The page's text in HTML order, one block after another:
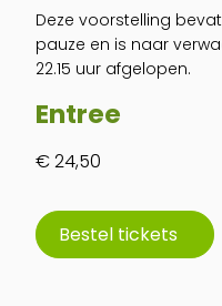
Deze voorstelling
pauze en is naar
22.15 uur afgelopen.
Entree
€ 24,50
Bestel tickets